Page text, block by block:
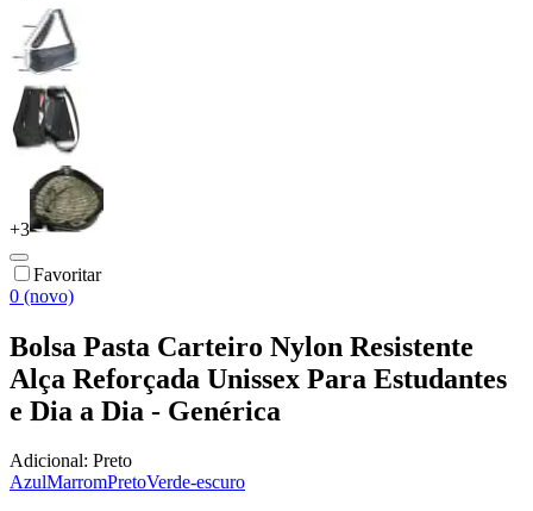
+3
Favoritar
0 (novo)
Bolsa Pasta Carteiro Nylon Resistente
Alça Reforçada Unissex Para Estudantes
e Dia a Dia - Genérica
Adicional: Preto
AzulMarromPretoVerde-escuro